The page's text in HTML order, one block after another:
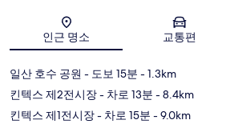
지도
인근 명소 교통편
일산 호수 공원 - 도보 15분 - 1.3km
킨텍스 제2전시장- 차로 13분 - 8.4km
킨텍스 제1전시장- 차로 15분 - 9.0km